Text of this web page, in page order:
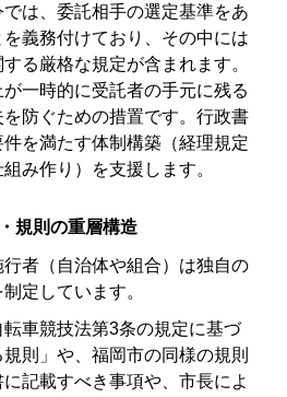
は、委託相手の選定基準をあ
義務付けており、その中には
る厳格な規定が含まれます。
一時的に受託者の手元に残る
防ぐための措置です。行政書
を満たす体制構築（経理規定
み作り）を支援します。
規則の重層構造
者（自治体や組合）は独自の
定しています。
車競技法第3条の規定に基づ
則」や、福岡市の同様の規則
記載すべき事項や、市長によ